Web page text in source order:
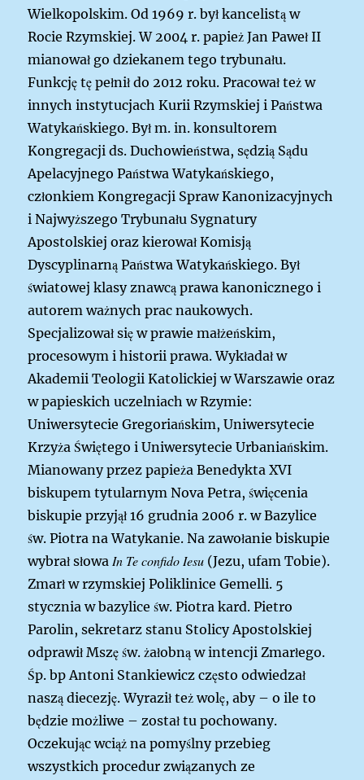
Wielkopolskim. Od 1969 r. był kancelistą w
Rocie Rzymskiej. W 2004 r. papież Jan Paweł II
mianował go dziekanem tego trybunału.
Funkcję tę pełnił do 2012 roku. Pracował też w
innych instytucjach Kurii Rzymskiej i Państwa
Watykańskiego. Był m. in. konsultorem
Kongregacji ds. Duchowieństwa, sędzią Sądu
Apelacyjnego Państwa Watykańskiego,
członkiem Kongregacji Spraw Kanonizacyjnych
i Najwyższego Trybunału Sygnatury
Apostolskiej oraz kierował Komisją
Dyscyplinarną Państwa Watykańskiego. Był
światowej klasy znawcą prawa kanonicznego i
autorem ważnych prac naukowych.
Specjalizował się w prawie małżeńskim,
procesowym i historii prawa. Wykładał w
Akademii Teologii Katolickiej w Warszawie oraz
w papieskich uczelniach w Rzymie:
Uniwersytecie Gregoriańskim, Uniwersytecie
Krzyża Świętego i Uniwersytecie Urbaniańskim.
Mianowany przez papieża Benedykta XVI
biskupem tytularnym Nova Petra, święcenia
biskupie przyjął 16 grudnia 2006 r. w Bazylice
św. Piotra na Watykanie. Na zawołanie biskupie
wybrał słowaIn Te confido Iesu (Jezu, ufam Tobie).
Zmarł w rzymskiej Poliklinice Gemelli. 5
stycznia w bazylice św. Piotra kard. Pietro
Parolin, sekretarz stanu Stolicy Apostolskiej
odprawił Mszę św. żałobną w intencji Zmarłego.
Śp. bp Antoni Stankiewicz często odwiedzał
naszą diecezję. Wyraził też wolę, aby – o ile to
będzie możliwe – został tu pochowany.
Oczekując wciąż na pomyślny przebieg
wszystkich procedur związanych ze